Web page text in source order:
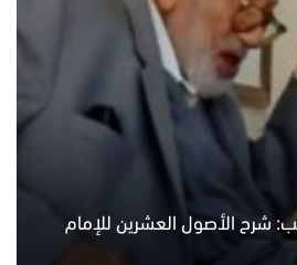
شرح الأصول العشرين للإمام